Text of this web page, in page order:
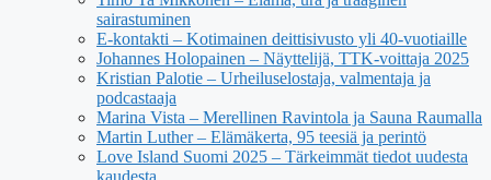
sairastuminen
E-kontakti – Kotimainen deittisivusto yli 40-vuotiaille
Johannes Holopainen – Näyttelijä, TTK-voittaja 2025
Kristian Palotie – Urheiluselostaja, valmentaja ja
podcastaaja
Marina Vista – Merellinen Ravintola ja Sauna Raumalla
Martin Luther – Elämäkerta, 95 teesiä ja perintö
Love Island Suomi 2025 – Tärkeimmät tiedot uudesta
kaudesta